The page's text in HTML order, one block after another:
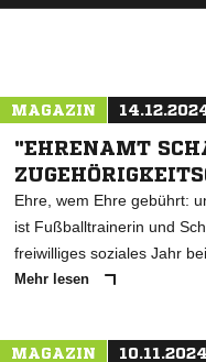
MAGAZIN
"EHRENAMT
Ehre, wem Ehre gebührt:
ist Fußballtrainerin und
freiwilliges soziales Jahr
Mehr lesen
MAGAZIN